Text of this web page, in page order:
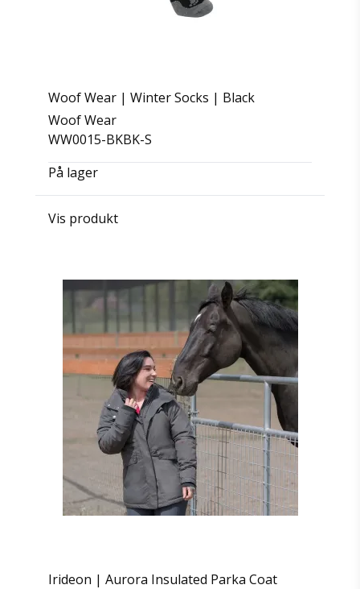
Woof Wear | Winter Socks | Black
Woof Wear
WW0015-BKBK-S
På lager
Vis produkt
Irideon | Aurora Insulated Parka Coat